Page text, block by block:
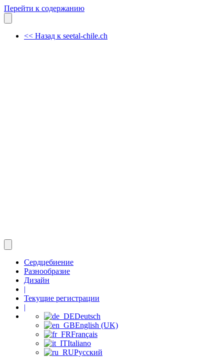
Перейти к содержанию
<< Назад к seetal-chile.ch
Сердцебиение
Разнообразие
Дизайн
|
Текущие регистрации
|
Deutsch
English (UK)
Français
Italiano
Русский